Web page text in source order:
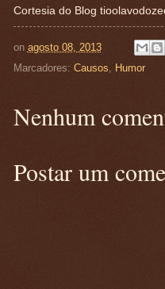
Cortesia do Blog
on agosto 08, 2013
Marcadores: Causos, Humor
Nenhum
Postar um